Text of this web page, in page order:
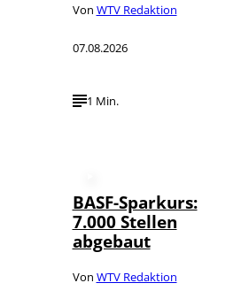
Von WTV Redaktion
07.08.2026
1 Min.
BASF-Sparkurs:
7.000 Stellen
abgebaut
Von WTV Redaktion